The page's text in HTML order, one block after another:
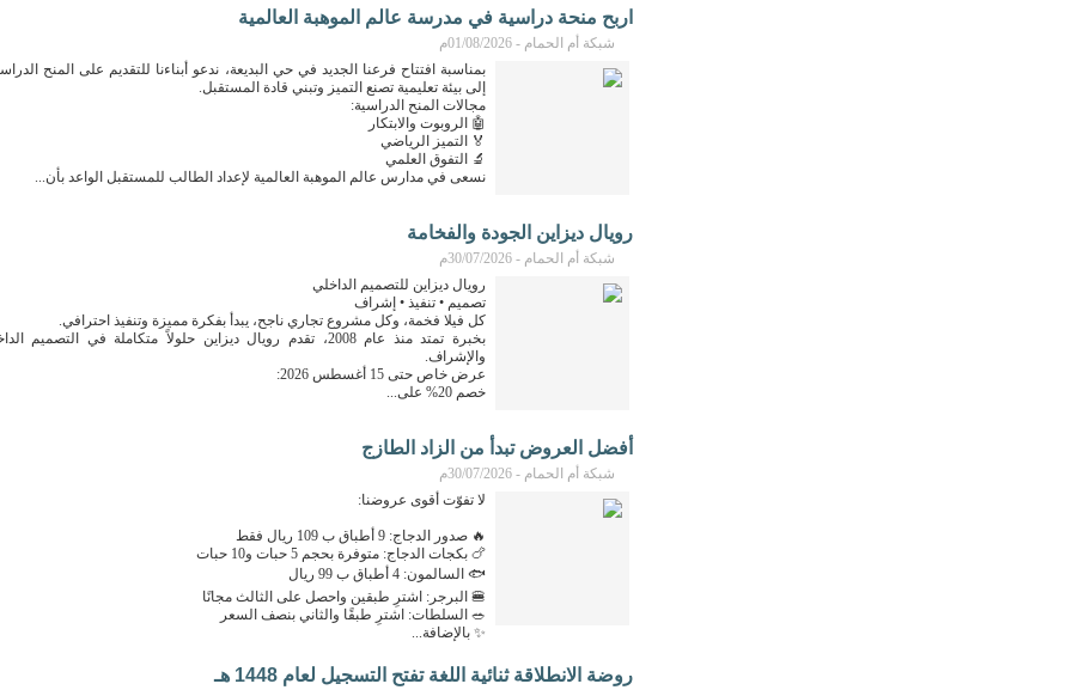
اربح منحة دراسية في مدرسة عالم الموهبة العالمية
شبكة أم الحمام - 01/08/2026م
بمناسبة افتتاح فرعنا الجديد في حي البديعة، ندعو أبناءنا للتقديم على المنح
إلى بيئة تعليمية تصنع التميز وتبني قادة المستقبل.
مجالات المنح الدراسية:
🤖 الروبوت والابتكار
🏅 التميز الرياضي
🔬 التفوق العلمي
نسعى في مدارس عالم الموهبة العالمية لإعداد الطالب للمستقبل الواعد بأن...
رويال ديزاين الجودة والفخامة
شبكة أم الحمام - 30/07/2026م
رويال ديزاين للتصميم الداخلي
تصميم • تنفيذ • إشراف
كل فيلا فخمة، وكل مشروع تجاري ناجح، يبدأ بفكرة مميزة وتنفيذ احترافي.
بخبرة تمتد منذ عام 2008، تقدم رويال ديزاين حلولاً متكاملة في التصميم
والإشراف.
عرض خاص حتى 15 أغسطس 2026:
خصم 20% على...
أفضل العروض تبدأ من الزاد الطازج
شبكة أم الحمام - 30/07/2026م
لا تفوّت أقوى عروضنا:
🔥 صدور الدجاج: 9 أطباق ب 109 ريال فقط
🍗 بكجات الدجاج: متوفرة بحجم 5 حبات و10 حبات
🐟 السالمون: 4 أطباق ب 99 ريال
🍔 البرجر: اشترِ طبقين واحصل على الثالث مجانًا
🥗 السلطات: اشترِ طبقًا والثاني بنصف السعر
✨ بالإضافة...
روضة الانطلاقة ثنائية اللغة تفتح التسجيل لعام 1448 هـ